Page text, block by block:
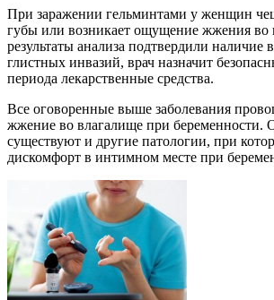
При заражении гельминтами у женщин
губы или возникает ощущение жжения во
результаты анализа подтвердили наличие
глистных инвазий, врач назначит
периода лекарственные средства.
Все оговоренные выше заболевания
жжение во влагалище при беременности.
существуют и другие патологии, при
дискомфорт в интимном месте при